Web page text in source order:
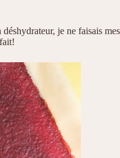
je ne faisais mes